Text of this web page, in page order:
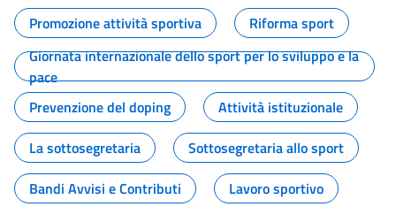
Promozione attività sportiva
Riforma sport
Giornata internazionale dello sport per lo sviluppo e la
pace
Prevenzione del doping
Attività istituzionale
La sottosegretaria
Sottosegretaria allo sport
Bandi Avvisi e Contributi
Lavoro sportivo